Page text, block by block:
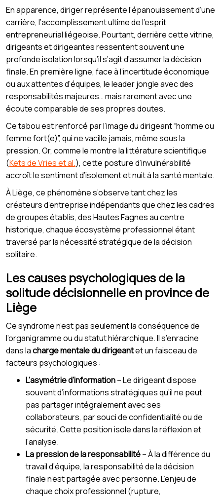
En apparence, diriger représente l’épanouissement d’une
carrière, l’accomplissement ultime de l’esprit
entrepreneurial liégeoise. Pourtant, derrière cette vitrine,
dirigeants et dirigeantes ressentent souvent une
profonde isolation lorsqu’il s’agit d’assumer la décision
finale. En première ligne, face à l’incertitude économique
ou aux attentes d’équipes, le leader jongle avec des
responsabilités majeures… mais rarement avec une
écoute comparable de ses propres doutes.
Ce tabou est renforcé par l’image du dirigeant “homme ou
femme fort(e)”, qui ne vacille jamais, même sous la
pression. Or, comme le montre la littérature scientifique
(Kets de Vries et al.), cette posture d’invulnérabilité
accroît le sentiment d’isolement et nuit à la santé mentale.
À Liège, ce phénomène s’observe tant chez les
créateurs d’entreprise indépendants que chez les cadres
de groupes établis, des Hautes Fagnes au centre
historique, chaque écosystème professionnel étant
traversé par la nécessité stratégique de la décision
solitaire.
Les causes psychologiques de la
solitude décisionnelle en province de
Liège
Ce syndrome n’est pas seulement la conséquence de
l’organigramme ou du statut hiérarchique. Il s’enracine
dans lacharge mentale du dirigeantet un faisceau de
facteurs psychologiques :
L’asymétrie d’information– Le dirigeant dispose
souvent d’informations stratégiques qu’il ne peut
pas partager intégralement avec ses
collaborateurs, par souci de confidentialité ou de
sécurité. Cette position isole dans la réflexion et
l’analyse.
La pression de la responsabilité– À la différence du
travail d’équipe, la responsabilité de la décision
finale n’est partagée avec personne. L’enjeu de
chaque choix professionnel (rupture,